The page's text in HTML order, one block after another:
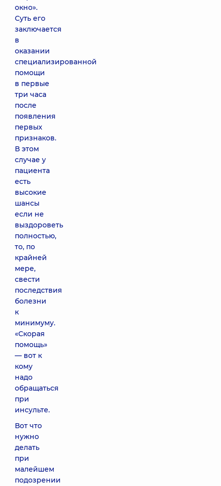
окно».
Суть его
заключается
в
оказании
специализированной
помощи
в первые
три часа
после
появления
первых
признаков.
В этом
случае у
пациента
есть
высокие
шансы
если не
выздороветь
полностью,
то, по
крайней
мере,
свести
последствия
болезни
к
минимуму.
«Скорая
помощь»
— вот к
кому
надо
обращаться
при
инсульте.
Вот что
нужно
делать
при
малейшем
подозрении